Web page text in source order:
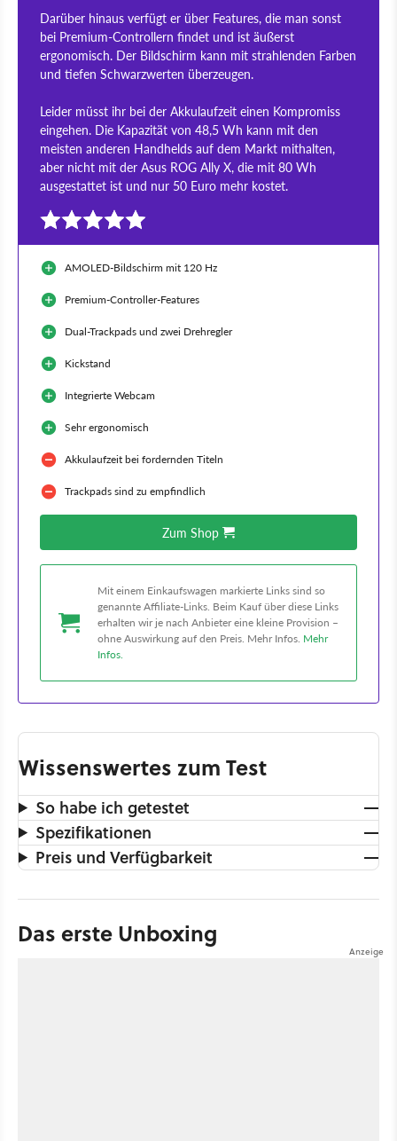
Darüber hinaus verfügt er über Features, die man sonst
bei Premium-Controllern findet und ist äußerst
ergonomisch. Der Bildschirm kann mit strahlenden Farben
und tiefen Schwarzwerten überzeugen.
Leider müsst ihr bei der Akkulaufzeit einen Kompromiss
eingehen. Die Kapazität von 48,5 Wh kann mit den
meisten anderen Handhelds auf dem Markt mithalten,
aber nicht mit der Asus ROG Ally X, die mit 80 Wh
ausgestattet ist und nur 50 Euro mehr kostet.
AMOLED-Bildschirm mit 120 Hz
Premium-Controller-Features
Dual-Trackpads und zwei Drehregler
Kickstand
Integrierte Webcam
Sehr ergonomisch
Akkulaufzeit bei fordernden Titeln
Trackpads sind zu empfindlich
Zum Shop
Mit einem Einkaufswagen markierte Links sind so
genannte Affiliate-Links. Beim Kauf über diese Links
erhalten wir je nach Anbieter eine kleine Provision –
ohne Auswirkung auf den Preis. Mehr Infos. Mehr
Infos.
Wissenswertes zum Test
So habe ich getestet
Spezifikationen
Preis und Verfügbarkeit
Das erste Unboxing